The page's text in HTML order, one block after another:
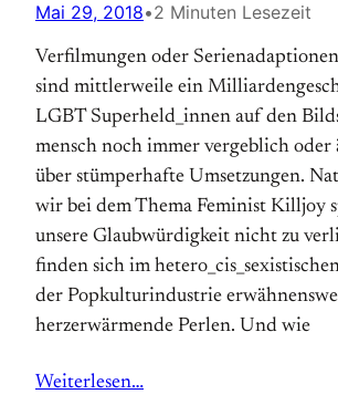
Mai 29, 2018•2 Minuten Lesezeit
Verfilmungen oder
sind mittlerweile ein
LGBT Superheld_innen auf den
mensch noch immer vergeblich oder
über stümperhafte Umsetzungen.
wir bei dem Thema Feminist Killjoy
unsere Glaubwürdigkeit nicht zu
finden sich im
der Popkulturindustrie
herzerwärmende Perlen. Und wie
Weiterlesen…